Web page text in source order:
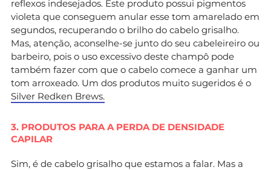
reflexos indesejados. Este produto possui pigmentos
violeta que conseguem anular esse tom amarelado em
segundos, recuperando o brilho do cabelo grisalho.
Mas, atenção, aconselhe-se junto do seu cabeleireiro ou
barbeiro, pois o uso excessivo deste champô pode
também fazer com que o cabelo comece a ganhar um
tom arroxeado. Um dos produtos muito sugeridos é o
Silver Redken Brews.
3. PRODUTOS PARA A PERDA DE DENSIDADE
CAPILAR
Sim, é de cabelo grisalho que estamos a falar. Mas a